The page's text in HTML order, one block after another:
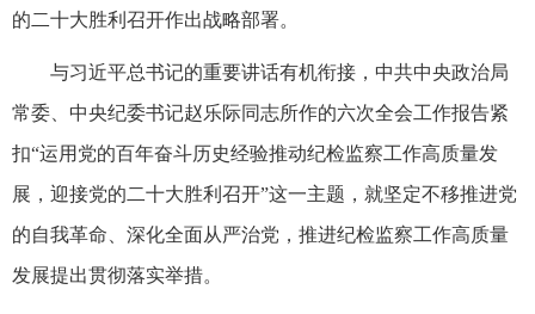
的二十大胜利召开作出战略部署。
与习近平总书记的重要讲话有机衔接，中共中央政治局
常委、中央纪委书记赵乐际同志所作的六次全会工作报告紧
扣“运用党的百年奋斗历史经验推动纪检监察工作高质量发
展，迎接党的二十大胜利召开”这一主题，就坚定不移推进党
的自我革命、深化全面从严治党，推进纪检监察工作高质量
发展提出贯彻落实举措。